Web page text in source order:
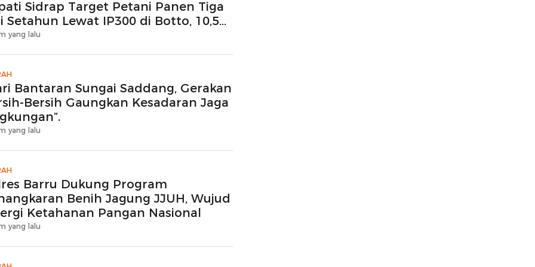
Sidrap Target Petani Panen Tiga
Setahun Lewat IP300 di Botto, 10,5
Sawah Langsung Diolah dengan
yang lalu
Bantaran Sungai Saddang, Gerakan
Bersih Gaungkan Kesadaran Jaga
yang lalu
Barru Dukung Program
Benih Jagung JJUH, Wujud
Ketahanan Pangan Nasional
yang lalu